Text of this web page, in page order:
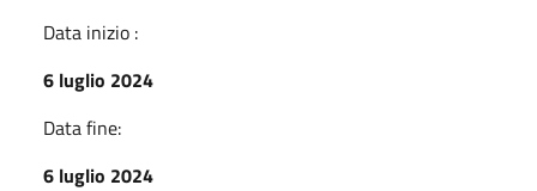
Data inizio :
6 luglio 2024
Data fine:
6 luglio 2024